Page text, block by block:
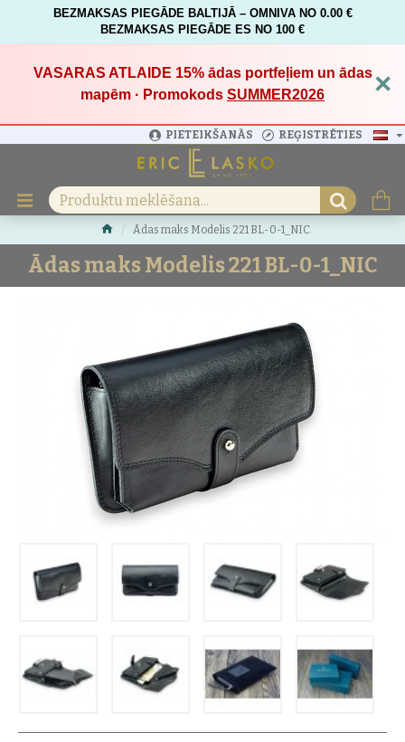
BEZMAKSAS PIEGĀDE BALTIJĀ – OMNIVA NO 0.00 €
BEZMAKSAS PIEGĀDE ES NO 100 €
VASARAS ATLAIDE 15%ādas portfeļiem un ādas
mapēm · Promokods SUMMER2026 ×
PIETEIKŠANĀS REĢISTRĒTIES
Ādas maks Modelis 221 BL-0-1_NIC
Ādas maks Modelis 221 BL-0-1_NIC